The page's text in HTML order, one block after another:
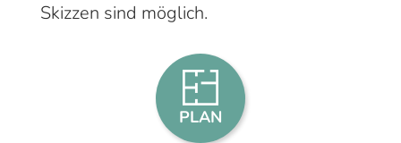
Skizzen sind möglich.
PLAN